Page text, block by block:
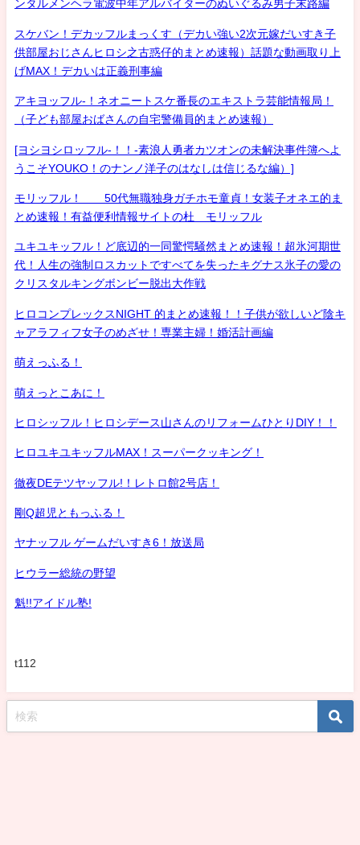
ンタルメンヘラ電波中年アルバイターのぬいぐるみ男子末路編
スケバン！デカッフルまっくす（デカい強い2次元嫁だいすき子
供部屋おじさんヒロシ之古惑仔的まとめ速報）話題な動画取り上
げMAX！デカいは正義刑事編
アキヨッフル-！ネオニートスケ番長のエキストラ芸能情報局！
（子ども部屋おばさんの自宅警備員的まとめ速報）
[ヨシヨシロッフル-！！-素浪人勇者カツオンの未解決事件簿へよ
うこそYOUKO！のナンノ洋子のはなしは信じるな編）]
モリッフル！ 50代無職独身ガチホモ童貞！女装子オネエ的ま
とめ速報！有益便利情報サイトの杜 モリッフル
ユキユキッフル！ど底辺的一同驚愕騒然まとめ速報！超氷河期世
代！人生の強制ロスカットですべてを失ったキグナス氷子の愛の
クリスタルキングボンビー脱出大作戦
ヒロコンプレックスNIGHT 的まとめ速報！！子供が欲しいど陰キ
ャアラフィフ女子のめざせ！専業主婦！婚活計画編
萌えっふる！
萌えっとこあに！
ヒロシッフル！ヒロシデース山さんのリフォームひとりDIY！！
ヒロユキユキッフルMAX！スーパークッキング！
徹夜DEテツヤッフル!！レトロ館2号店！
剛Q超児ともっふる！
ヤナッフル ゲームだいすき6！放送局
ヒウラー総統の野望
魁!!アイドル塾!
t112